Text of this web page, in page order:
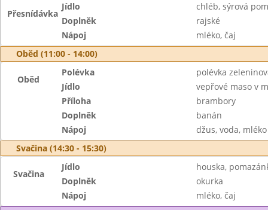
Přesnídávka
Jídlo
chléb, sýrová
Doplněk
rajské
Nápoj
mléko, čaj
Oběd (11:00 - 14:00)
Oběd
Polévka
polévka
Jídlo
vepřové maso v
Příloha
brambory
Doplněk
banán
Nápoj
džus, voda, mléko
Svačina (14:30 - 15:30)
Svačina
Jídlo
houska,
Doplněk
okurka
Nápoj
mléko, čaj